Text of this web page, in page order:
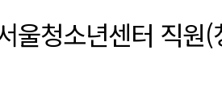
울청소년센터 직원